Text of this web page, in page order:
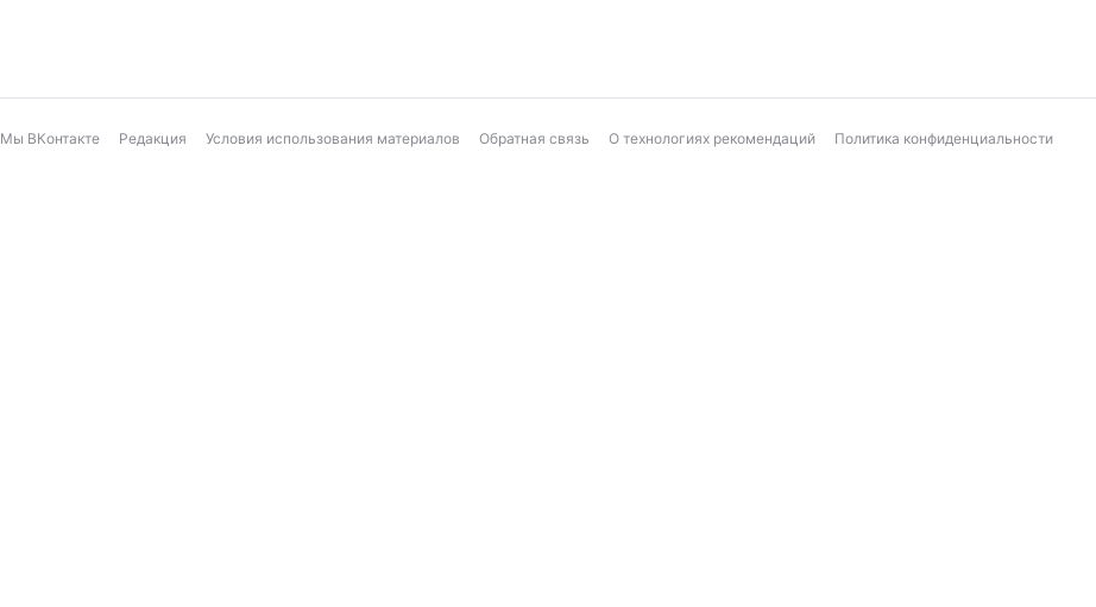
Мы ВКонтакте Редакция Условия использования материалов Обратная связь О технологиях рекомендаций Политика конфиденциальности